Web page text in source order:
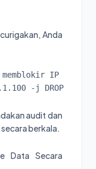
Anda
IP
-j DROP
audit dan
berkala.
Data Secara